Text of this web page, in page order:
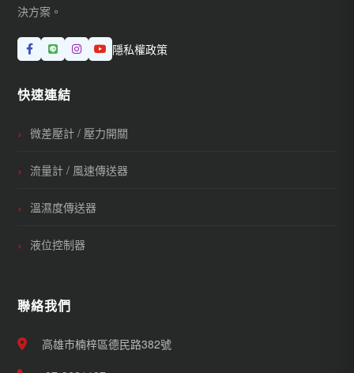
決方案。
隱私權政策
快速連結
微差壓計 / 壓力開關
流量計 / 風速傳送器
溫濕度傳送器
液位控制器
聯絡我們
高雄市楠梓區德民路382號